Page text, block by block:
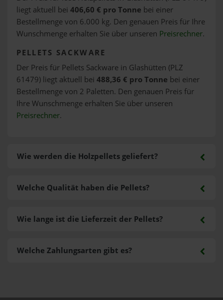
liegt aktuell bei 406,60 € pro Tonne bei einer
Bestellmenge von 6.000 kg. Den genauen Preis für Ihre
Wunschmenge erhalten Sie über unseren Preisrechner.
PELLETS SACKWARE
Der Preis für Pellets Sackware in Glashütten (PLZ
61479) liegt aktuell bei 488,36 € pro Tonne bei einer
Bestellmenge von 2 Paletten. Den genauen Preis für
Ihre Wunschmenge erhalten Sie über unseren
Preisrechner.
Wie werden die Holzpellets geliefert?
Welche Zahlungsarten gibt es?
Welche Qualität haben die Pellets?
Wie lange ist die Lieferzeit der Pellets?